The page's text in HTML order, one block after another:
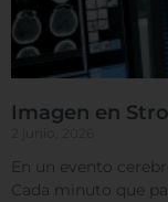
Imagen en
En un evento
Cada minuto que
respetamos su
escoger no
clic en los
más y cambiar
algunos tipos
ofrecer.Más